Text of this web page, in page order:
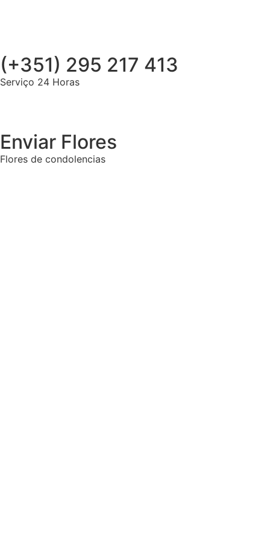
(+351) 295 217 413
Serviço 24 Horas
Enviar Flores
Flores de condolencias